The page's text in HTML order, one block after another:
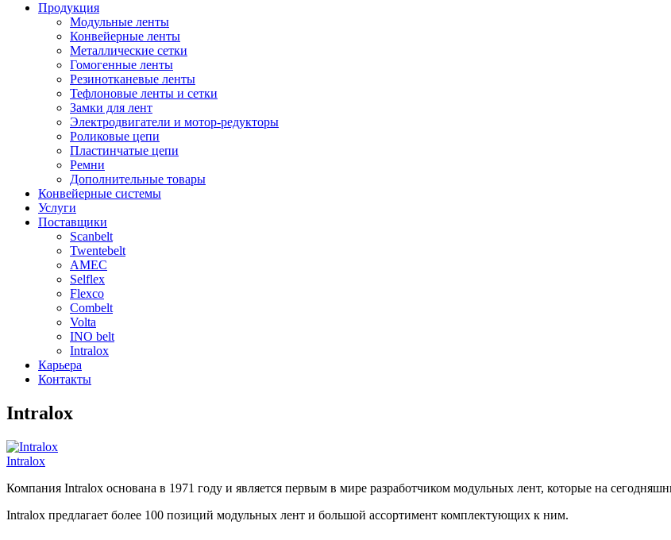
Продукция
Модульные ленты
Конвейерные ленты
Металлические сетки
Гомогенные ленты
Резинотканевые ленты
Тефлоновые ленты и сетки
Замки для лент
Электродвигатели и мотор-редукторы
Роликовые цепи
Пластинчатые цепи
Ремни
Дополнительные товары
Конвейерные системы
Услуги
Поставщики
Scanbelt
Twentebelt
АMEC
Selflex
Flexco
Combelt
Volta
INO belt
Intralox
Карьера
Контакты
Intralox
Intralox
Компания Intralox основана в 1971 году и является первым в мире разработчиком модульных лент, которые на
Intralox предлагает более 100 позиций модульных лент и большой ассортимент комплектующих к ним.